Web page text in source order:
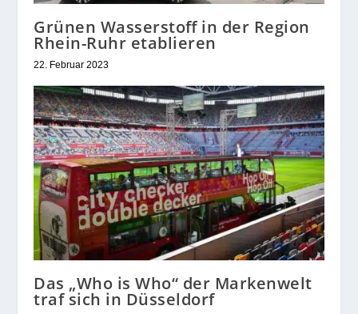
Grünen Wasserstoff in der Region
Rhein-Ruhr etablieren
22. Februar 2023
Das „Who is Who“ der Markenwelt
traf sich in Düsseldorf